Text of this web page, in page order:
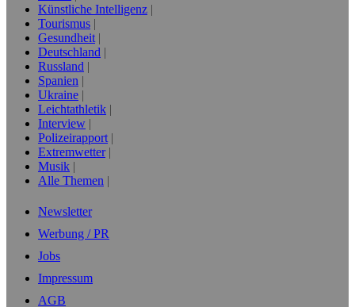
Künstliche Intelligenz
Tourismus
Gesundheit
Deutschland
Russland
Spanien
Ukraine
Leichtathletik
Interview
Polizeirapport
Extremwetter
Musik
Alle Themen
Newsletter
Werbung / PR
Jobs
Impressum
AGB